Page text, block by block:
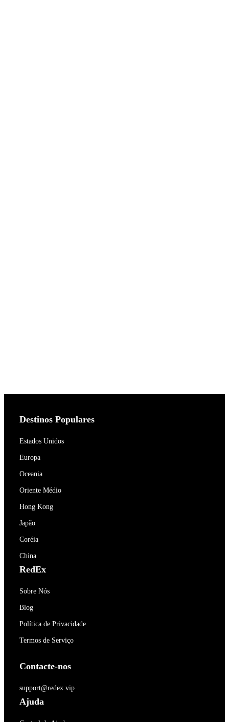
Destinos Populares
Estados Unidos
Europa
Oceania
Oriente Médio
Hong Kong
Japão
Coréia
China
RedEx
Sobre Nós
Blog
Política de Privacidade
Termos de Serviço
Contacte-nos
support@redex.vip
Ajuda